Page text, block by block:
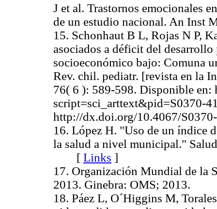
J et al. Trastornos emocionales
de un estudio nacional. An
15. Schonhaut B L, Rojas N P,
asociados a déficit del
socioeconómico bajo: Comuna
Rev. chil. pediatr. [revista en la
76( 6 ): 589-598. Disponible
script=sci_arttext&pid=S0370-
http://dx.doi.org/10.4067/
16. López H. "Uso de un índice
la salud a nivel municipal."
[ Links ]
17. Organización Mundial de la
2013. Ginebra: OMS;
18. Páez L, O´Higgins M,